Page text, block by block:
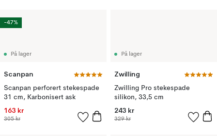
På lager
Scanpan
Scanpan perforert stekespade
31 cm, Karbonisert ask
163 kr
305 kr
-47%
På lager
Zwilling
Zwilling Pro stekespade
silikon, 33,5 cm
243 kr
329 kr